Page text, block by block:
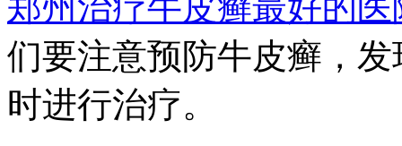
们要注意预防牛皮癣，
时进行治疗。